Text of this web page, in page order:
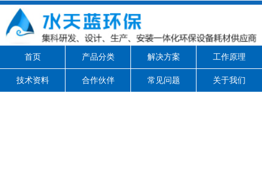
首页 产品分类 解决方案 工作原理
技术资料 合作伙伴 常见问题 关于我们